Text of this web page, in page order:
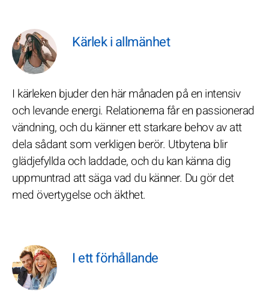
Kärlek i allmänhet
I kärleken bjuder den här månaden på en intensiv
och levande energi. Relationerna får en passionerad
vändning, och du känner ett starkare behov av att
dela sådant som verkligen berör. Utbytena blir
glädjefyllda och laddade, och du kan känna dig
uppmuntrad att säga vad du känner. Du gör det
med övertygelse och äkthet.
I ett förhållande